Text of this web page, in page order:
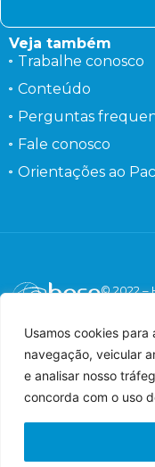
Usamos cookies
navegação, veicular
e analisar nosso
concorda com o uso
Veja também
Trabalhe conosco
Conteúdo
Perguntas
Fale conosco
Orientações ao
© 2022 –
Imagens